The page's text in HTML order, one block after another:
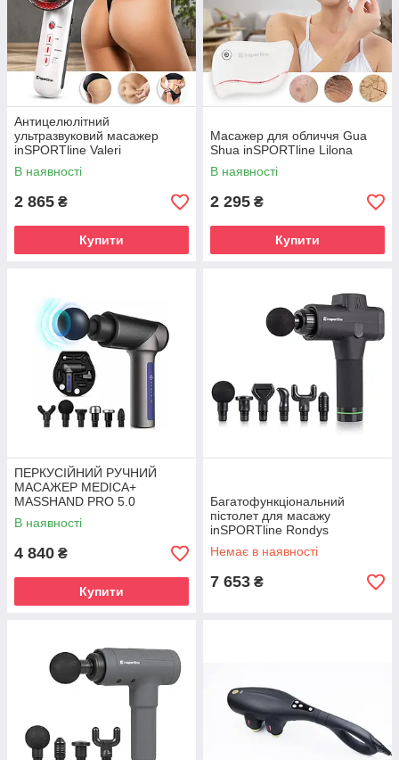
Антицелюлітний
ультразвуковий масажер
inSPORTline Valeri
В наявності
2 865 ₴
Купити
Масажер для обличчя Gua
Shua inSPORTline Lilona
В наявності
2 295 ₴
Купити
ПЕРКУСІЙНИЙ РУЧНИЙ
МАСАЖЕР MEDICA+
MASSHAND PRO 5.0
В наявності
4 840 ₴
Купити
Багатофункціональний
пістолет для масажу
inSPORTline Rondys
Немає в наявності
7 653 ₴